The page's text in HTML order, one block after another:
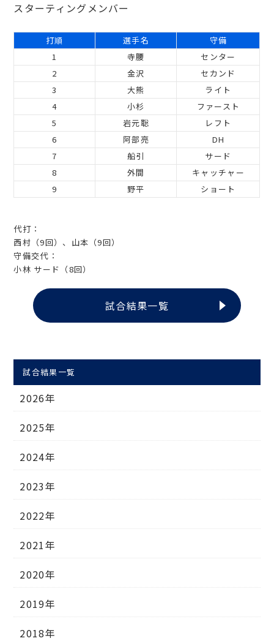
スターティングメンバー
打順 選手名
守備
1
寺腰
センター
2
金沢
セカンド
3
大熊
ライト
4
小杉
ファースト
5
岩元聡
レフト
6
阿部亮
DH
7
船引
サード
8
外間
キャッチャー
9
野平 ショート
代打：
西村（9回）、山本（9回）
守備交代：
小林 サード（8回）
試合結果一覧
試合結果一覧
2026年
2025年
2024年
2023年
2022年
2021年
2020年
2019年
2018年